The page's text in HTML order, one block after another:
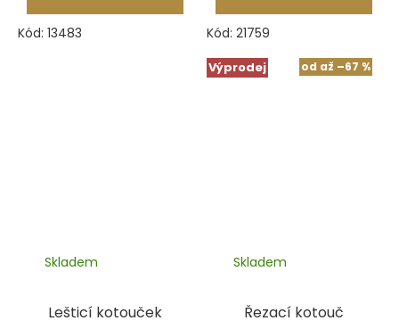
Kód: 13483 Kód: 21759
Lešticí kotouček
Skladem
Výprodej od až –67 %
Řezací kotouč
Skladem